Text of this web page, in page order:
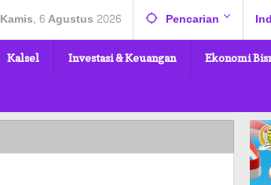
Kamis, 6 Agustus 2026 Pencarian
Kalsel Investasi & Keuangan Ekonomi